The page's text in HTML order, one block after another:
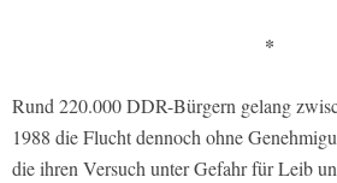
*
Rund 220.000 DDR-Bürgern gelang
1988 die Flucht dennoch ohne
die ihren Versuch unter Gefahr für Leib